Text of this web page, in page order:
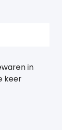
in
keer